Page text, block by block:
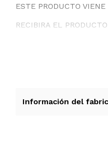
ESTE PRODUCTO
RECIBIRA EL
Información del